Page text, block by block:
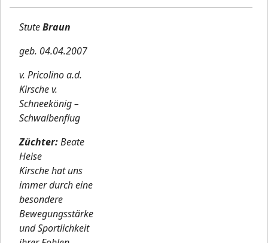
StuteBraun
geb. 04.04.2007
v. Pricolino a.d.
Kirsche v.
Schneekönig –
Schwalbenflug
Züchter:Beate
Heise
Kirsche hat uns
immer durch eine
besondere
Bewegungsstärke
und Sportlichkeit